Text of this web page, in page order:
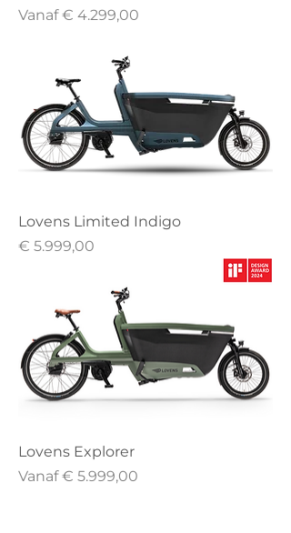
Vanaf€ 4.299,00
Verkoopprijs
Lovens Limited Indigo
Prijs
€ 5.999,00
Lovens Explorer
Vanaf€ 5.999,00
Verkoopprijs